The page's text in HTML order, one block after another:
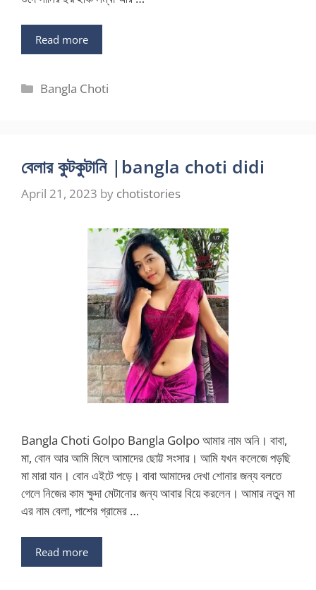
Read more
Categories
Bangla Choti
বেলার কুটকুটানি |bangla choti didi
April 21, 2023 by chotistories
Bangla Choti Golpo Bangla Golpo আমার নাম অনি। বাবা,
মা, বোন আর আমি মিলে আমাদের ছোট্ট সংসার। আমি যখন কলেজে পড়ছি
মা মারা যান। বোন এইটে পড়ে। বাবা আমাদের দেখা শোনার জন্য বলতে
গেলে নিজের কাম ক্ষুদা মেটানোর জন্য আবার বিয়ে করলেন। আমার নতুন মা
এর নাম বেলা, পাশের গ্রামের …
Read more